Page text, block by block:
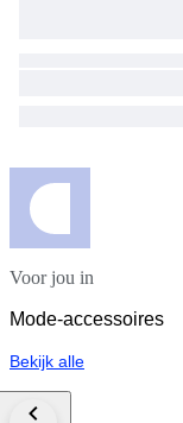
Voor jou in
Mode-accessoires
Bekijk alle